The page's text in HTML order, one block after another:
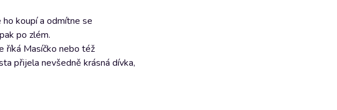
koupí a odmítne se
po zlém.
říká Masíčko nebo též
přijela nevšedně krásná dívka,